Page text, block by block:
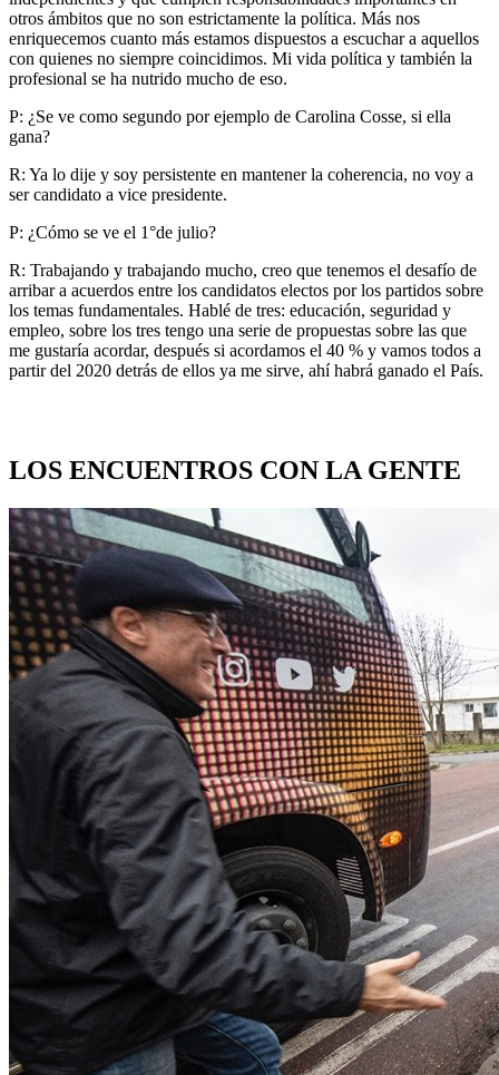
otros ámbitos que no son estrictamente la política. Más nos
enriquecemos cuanto más estamos dispuestos a escuchar a aquellos
con quienes no siempre coincidimos. Mi vida política y también la
profesional se ha nutrido mucho de eso.
P: ¿Se ve como segundo por ejemplo de Carolina Cosse, si ella
gana?
R: Ya lo dije y soy persistente en mantener la coherencia, no voy a
ser candidato a vice presidente.
P: ¿Cómo se ve el 1°de julio?
R: Trabajando y trabajando mucho, creo que tenemos el desafío de
arribar a acuerdos entre los candidatos electos por los partidos sobre
los temas fundamentales. Hablé de tres: educación, seguridad y
empleo, sobre los tres tengo una serie de propuestas sobre las que
me gustaría acordar, después si acordamos el 40 % y vamos todos a
partir del 2020 detrás de ellos ya me sirve, ahí habrá ganado el País.
LOS ENCUENTROS CON LA GENTE